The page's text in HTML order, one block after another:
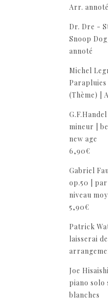
Arr.
Dr. Dre -
Snoop
annoté
Michel
(Thème) |
mineur |
new age
6,90€
Gabriel
op.50 |
niveau
5,90€
Patrick
laisserai
Joe
piano solo
blanches